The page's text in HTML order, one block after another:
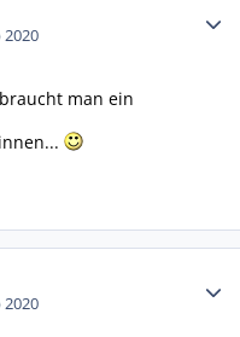
2020
man ein
2020